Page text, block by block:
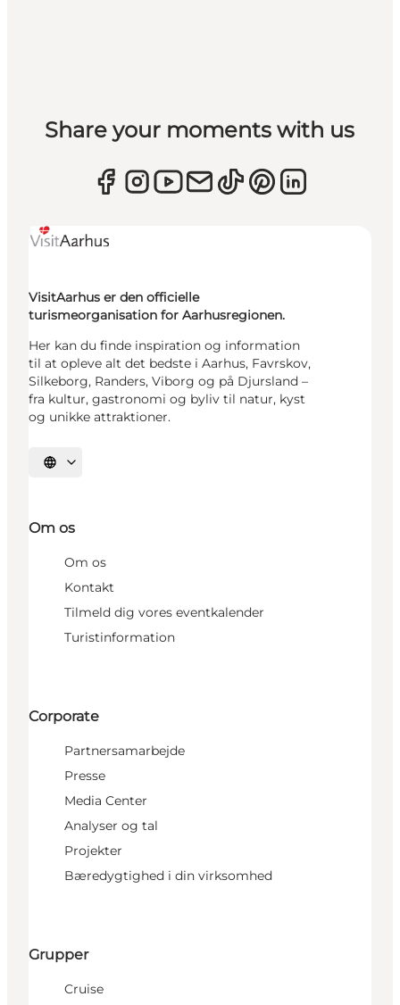
Share your moments with us
VisitAarhus er den officielle
turismeorganisation for Aarhusregionen.
Her kan du finde inspiration og information
til at opleve alt det bedste i Aarhus, Favrskov,
Silkeborg, Randers, Viborg og på Djursland –
fra kultur, gastronomi og byliv til natur, kyst
og unikke attraktioner.
Vælg sprog
Om os
Om os
Kontakt
Tilmeld dig vores eventkalender
Turistinformation
Corporate
Partnersamarbejde
Presse
Media Center
Analyser og tal
Projekter
Bæredygtighed i din virksomhed
Grupper
Cruise